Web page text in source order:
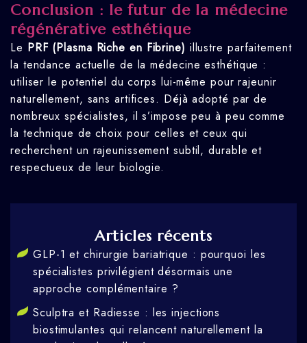
Conclusion : le futur de la médecine
régénérative esthétique
Le PRF (Plasma Riche en Fibrine) illustre parfaitement
la tendance actuelle de la médecine esthétique :
utiliser le potentiel du corps lui-même pour rajeunir
naturellement, sans artifices. Déjà adopté par de
nombreux spécialistes, il s’impose peu à peu comme
la technique de choix pour celles et ceux qui
recherchent un rajeunissement subtil, durable et
respectueux de leur biologie.
Articles récents
GLP-1 et chirurgie bariatrique : pourquoi les
spécialistes privilégient désormais une
approche complémentaire ?
Sculptra et Radiesse : les injections
biostimulantes qui relancent naturellement la